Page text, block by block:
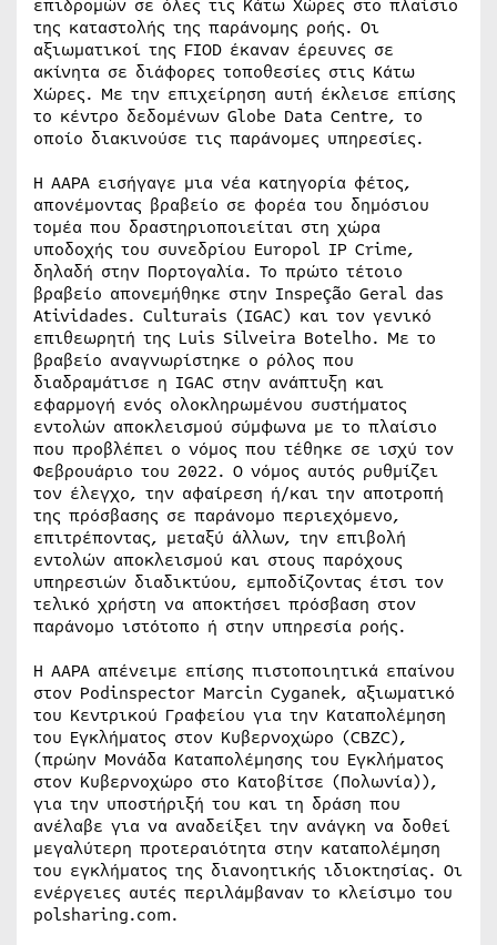
επιδρομών σε όλες τις Κάτω Χώρες στο πλαίσιο
της καταστολής της παράνομης ροής. Οι
αξιωματικοί της FIOD έκαναν έρευνες σε
ακίνητα σε διάφορες τοποθεσίες στις Κάτω
Χώρες. Με την επιχείρηση αυτή έκλεισε επίσης
το κέντρο δεδομένων Globe Data Centre, το
οποίο διακινούσε τις παράνομες υπηρεσίες.
Η AAPA εισήγαγε μια νέα κατηγορία φέτος,
απονέμοντας βραβείο σε φορέα του δημόσιου
τομέα που δραστηριοποιείται στη χώρα
υποδοχής του συνεδρίου Europol IP Crime,
δηλαδή στην Πορτογαλία. Το πρώτο τέτοιο
βραβείο απονεμήθηκε στην Inspeção Geral das
Atividades. Culturais (IGAC) και τον γενικό
επιθεωρητή της Luis Silveira Botelho. Με το
βραβείο αναγνωρίστηκε ο ρόλος που
διαδραμάτισε η IGAC στην ανάπτυξη και
εφαρμογή ενός ολοκληρωμένου συστήματος
εντολών αποκλεισμού σύμφωνα με το πλαίσιο
που προβλέπει ο νόμος που τέθηκε σε ισχύ τον
Φεβρουάριο του 2022. Ο νόμος αυτός ρυθμίζει
τον έλεγχο, την αφαίρεση ή/και την αποτροπή
της πρόσβασης σε παράνομο περιεχόμενο,
επιτρέποντας, μεταξύ άλλων, την επιβολή
εντολών αποκλεισμού και στους παρόχους
υπηρεσιών διαδικτύου, εμποδίζοντας έτσι τον
τελικό χρήστη να αποκτήσει πρόσβαση στον
παράνομο ιστότοπο ή στην υπηρεσία ροής.
Η AAPA απένειμε επίσης πιστοποιητικά επαίνου
στον Podinspector Marcin Cyganek, αξιωματικό
του Κεντρικού Γραφείου για την Καταπολέμηση
του Εγκλήματος στον Κυβερνοχώρο (CBZC),
(πρώην Μονάδα Καταπολέμησης του Εγκλήματος
στον Κυβερνοχώρο στο Κατοβίτσε (Πολωνία)),
για την υποστήριξή του και τη δράση που
ανέλαβε για να αναδείξει την ανάγκη να δοθεί
μεγαλύτερη προτεραιότητα στην καταπολέμηση
του εγκλήματος της διανοητικής ιδιοκτησίας. Οι
ενέργειες αυτές περιλάμβαναν το κλείσιμο του
polsharing.com.